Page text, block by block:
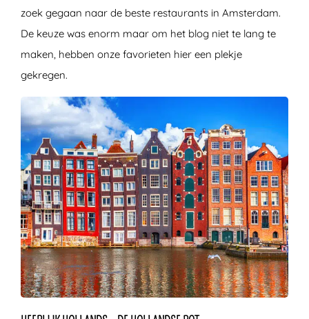
zoek gegaan naar de beste restaurants in Amsterdam.
De keuze was enorm maar om het blog niet te lang te
maken, hebben onze favorieten hier een plekje
gekregen.